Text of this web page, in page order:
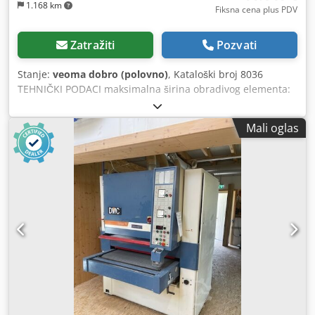
1.168 km
Fiksna cena plus PDV
Zatražiti Pozvati
Stanje: veoma dobro (polovno), Kataloški broj 8036
TEHNIČKI PODACI maksimalna širina obradivog elementa:
1100 mm maksimalna visina obradivog elementa: 170 mm
2 agregata: – odozgo: gumeni pritisni valjak, rebrasti 1)
metalni rebrasti valjak za kalibraciju gumeni pritisni valjak
2) gumeni rebrasti valjak + sekvencijalna cipela + metalni
valjak gumeni pritisni valjak ukupna snaga agregata: 15kW
– odozdo: 2 gumena klizna valjka vučna traka 2 gumena
klizna valjka potenciometar podešavanja debljine brušenja
duvanje trake pneumatska oscilacija trake putem fotoćelija
električno i ručno podizanje stola (za precizno
podešavanje) 2 brzine posmaka: 0,3kW sa pneumatskom
kočnicom radni pritisak: 6–8 bar prečnik priključka za
odsisavanje: 2x140 mm dimenzije (dužina/širina/visina):
1840x1650x2000 mm težina: 1160 kg – nije farbana –
italijanska proizvodnja – automatska cipela – 2 agregata –
potenciometar debljine brušenja – DTR dokumentacija
Mali oglas